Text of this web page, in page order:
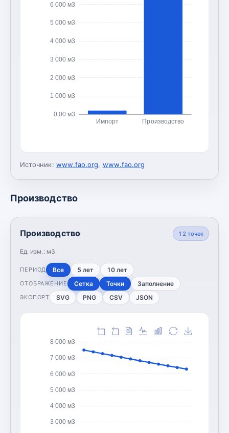
0,00 м3
1 000 м3
2 000 м3
3 000 м3
4 000 м3
5 000 м3
6 000 м3
Импорт Производство
Источник: www.fao.org, www.fao.org
Производство
Производство
Ед. изм.: м3
12 точек
ПЕРИОД Все 5 лет 10 лет
ОТОБРАЖЕНИЕ Сетка Точки Заполнение
ЭКСПОРТ SVG PNG CSV JSON
3 000 м3
4 000 м3
5 000 м3
6 000 м3
7 000 м3
8 000 м3